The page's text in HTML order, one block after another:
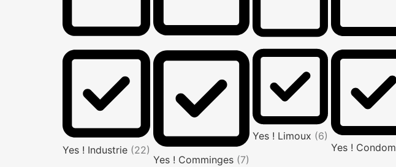
Yes ! Industrie (22)
Yes ! Comminges (7)
Yes ! Limoux (6)
Yes ! Condom